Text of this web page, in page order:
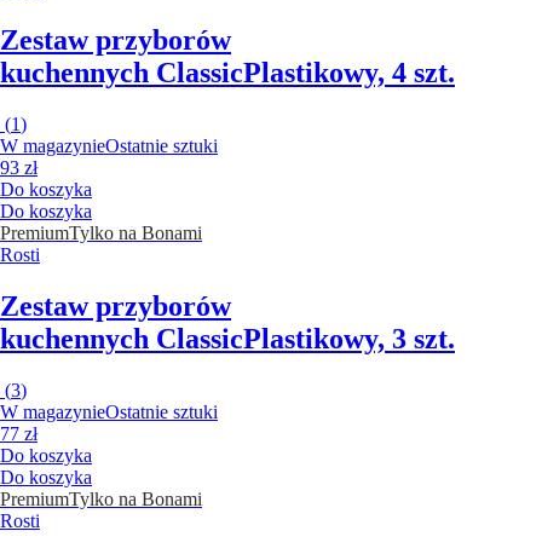
Zestaw przyborów
kuchennych ClassicPlastikowy, 4 szt.
(1)
W magazynieOstatnie sztuki
93 zł
Do koszyka
Do koszyka
PremiumTylko na Bonami
Rosti
Zestaw przyborów
kuchennych ClassicPlastikowy, 3 szt.
(3)
W magazynieOstatnie sztuki
77 zł
Do koszyka
Do koszyka
PremiumTylko na Bonami
Rosti